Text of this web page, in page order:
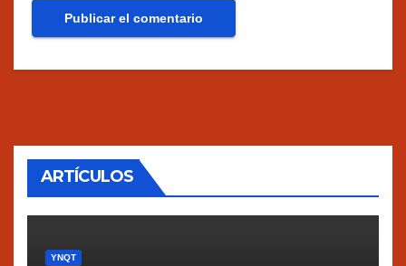
ARTÍCULOS
YNQT